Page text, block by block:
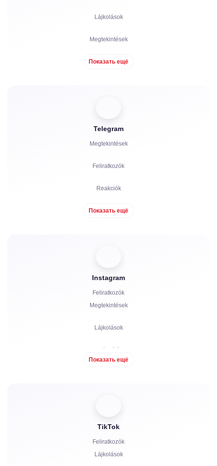
Lájkolások
Megtekintések
Hozzászólások
Panaszok
Показать ещё
Telegram
Megtekintések
Feliratkozók
Reakciók
Meghívók
Hozzászólások
Показать ещё
Instagram
Feliratkozók
Megtekintések
Lájkolások
Hozzászólások
Показать ещё
TikTok
Feliratkozók
Lájkolások